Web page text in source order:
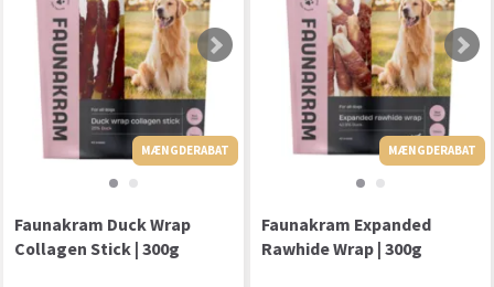
MÆNGDERABAT MÆNGDERABAT
Faunakram Duck Wrap
Collagen Stick | 300g
MÆNGDERABAT
Faunakram Expanded
Rawhide Wrap | 300g